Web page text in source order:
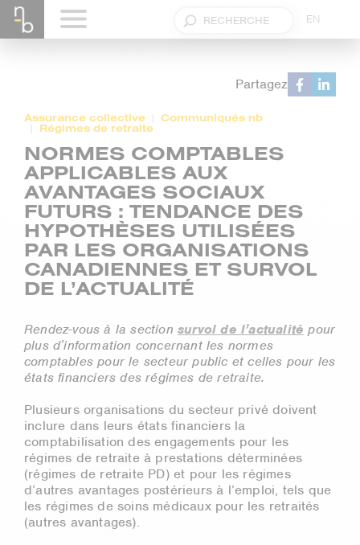
EN
Partagez
Assurance collective
Communiqués nb
Régimes de retraite
NORMES COMPTABLES
APPLICABLES AUX
AVANTAGES SOCIAUX
FUTURS : TENDANCE DES
HYPOTHÈSES UTILISÉES
PAR LES ORGANISATIONS
CANADIENNES ET SURVOL
DE L’ACTUALITÉ
Rendez-vous à la section survol de l’actualité pour
plus d’information concernant les normes
comptables pour le secteur public et celles pour les
états financiers des régimes de retraite.
Plusieurs organisations du secteur privé doivent
inclure dans leurs états financiers la
comptabilisation des engagements pour les
régimes de retraite à prestations déterminées
(régimes de retraite PD) et pour les régimes
d’autres avantages postérieurs à l’emploi, tels que
les régimes de soins médicaux pour les retraités
(autres avantages).